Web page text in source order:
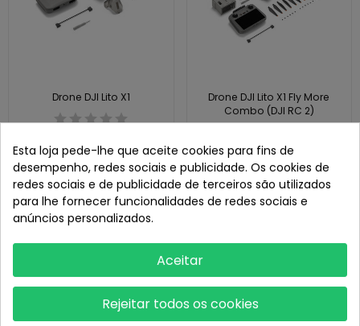
Drone DJI Lito X1
429,00 €
Drone DJI Lito X1 Fly More
Combo (DJI RC 2)
689,00 €
Novo
Esta loja pede-lhe que aceite cookies para fins de
desempenho, redes sociais e publicidade. Os cookies de
redes sociais e de publicidade de terceiros são utilizados
para lhe fornecer funcionalidades de redes sociais e
anúncios personalizados.
Aceitar
Rejeitar todos os cookies